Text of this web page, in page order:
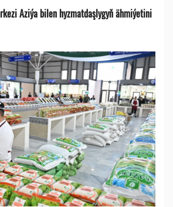
Aziýa bilen hyzmatdaşlygyň ähmiýetini